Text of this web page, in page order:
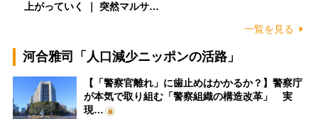
上がっていく ｜ 突然マルサ…
一覧を見る
河合雅司「人口減少ニッポンの活路」
【「警察官離れ」に歯止めはかかるか？】警察庁
が本気で取り組む「警察組織の構造改革」 実
現…